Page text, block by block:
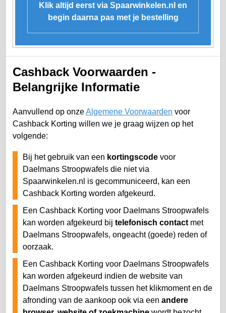
Klik altijd eerst via Spaarwinkelen.nl en
begin daarna pas met je bestelling
Cashback Voorwaarden -
Belangrijke Informatie
Aanvullend op onzeAlgemene Voorwaarden voor
Cashback Korting willen we je graag wijzen op het
volgende:
Bij het gebruik van een kortingscode voor
Daelmans Stroopwafels die niet via
Spaarwinkelen.nl is gecommuniceerd, kan een
Cashback Korting worden afgekeurd.
Een Cashback Korting voor Daelmans Stroopwafels
kan worden afgekeurd bij telefonisch contact met
Daelmans Stroopwafels, ongeacht (goede) reden of
oorzaak.
Een Cashback Korting voor Daelmans Stroopwafels
kan worden afgekeurd indien de website van
Daelmans Stroopwafels tussen het klikmoment en de
afronding van de aankoop ook via een andere